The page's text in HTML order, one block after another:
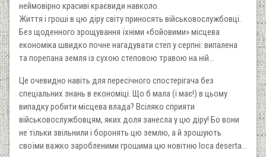
неймовірно красиві краєвиди навколо.
Життя і гроші в цю діру світу приносять військовослужбовці.
Без щоденного зрощування їхніми «бойовими» місцева
економіка швидко почне нагадувати степ у серпні: випалена
та порепана земля із сухою степовою травою на ній…
Це очевидно навіть для пересічного спостерігача без
спеціальних знань в економіці. Що б мала (і має!) в цьому
випадку робити місцева влада? Всіляко сприяти
військовослужбовцям, яких доля занесла у цю діру! Бо вони
не тільки звільнили і боронять цю землю, а й зрошують
своїми важко заробленими грошима цю новітню loca deserta…